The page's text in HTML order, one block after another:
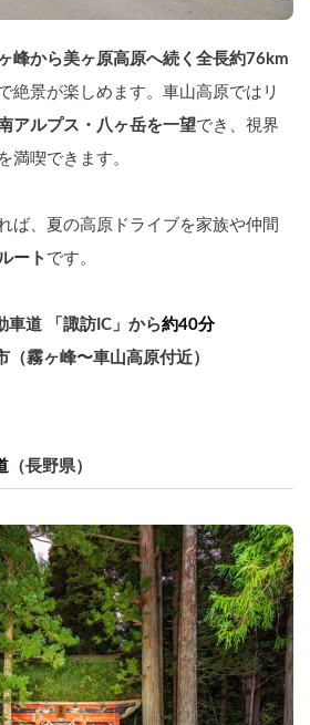
峰から美ヶ原高原へ続く全長約76km
絶景が楽しめます。車山高原ではリ
アルプス・八ヶ岳を一望でき、視界
満喫できます。
ば、夏の高原ドライブを家族や仲間
ート です。
車道 「諏訪IC」から約40分
（霧ヶ峰〜車山高原付近）
（長野県）